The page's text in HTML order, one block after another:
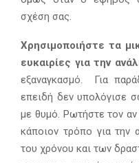
σχέση σας.
Χρησιμοποιήστε τα
ευκαιρίες για την
εξαναγκασμό. Για
επειδή δεν υπολόγισε
με θυμό. Ρωτήστε τον
κάποιον τρόπο για την
του χρόνου και των